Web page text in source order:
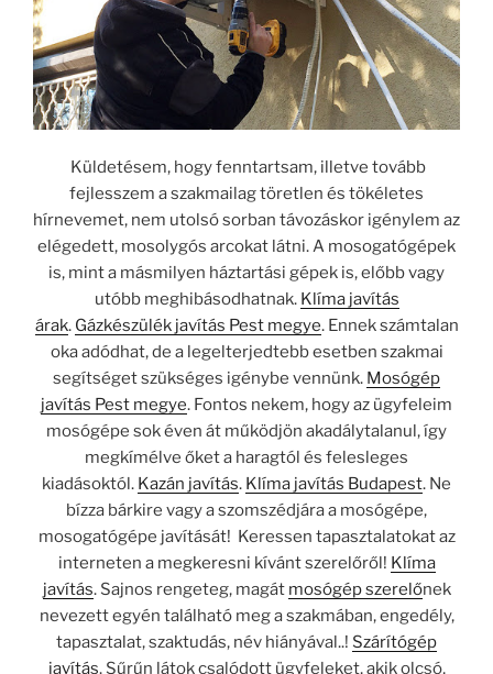
Küldetésem, hogy fenntartsam, illetve tovább
fejlesszem a szakmailag töretlen és tökéletes
hírnevemet, nem utolsó sorban távozáskor igénylem az
elégedett, mosolygós arcokat látni. A mosogatógépek
is, mint a másmilyen háztartási gépek is, előbb vagy
utóbb meghibásodhatnak. Klíma javítás
árak. Gázkészülék javítás Pest megye. Ennek számtalan
oka adódhat, de a legelterjedtebb esetben szakmai
segítséget szükséges igénybe vennünk. Mosógép
javítás Pest megye. Fontos nekem, hogy az ügyfeleim
mosógépe sok éven át működjön akadálytalanul, így
megkímélve őket a haragtól és felesleges
kiadásoktól. Kazán javítás. Klíma javítás Budapest. Ne
bízza bárkire vagy a szomszédjára a mosógépe,
mosogatógépe javítását! Keressen tapasztalatokat az
interneten a megkeresni kívánt szerelőről! Klíma
javítás. Sajnos rengeteg, magát mosógép szerelőnek
nevezett egyén található meg a szakmában, engedély,
tapasztalat, szaktudás, név hiányával..! Szárítógép
javítás. Sűrűn látok csalódott ügyfeleket, akik olcsó,